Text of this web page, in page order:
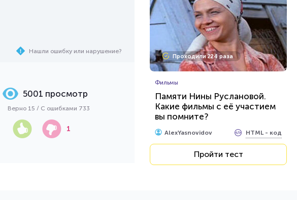
Нашли ошибку или нарушение?
5001 просмотр
Верно 15 / С ошибками 733
1
Проходили 224 раза
Фильмы
Памяти Нины Руслановой.
Какие фильмы с её участием
вы помните?
AlexYasnovidov HTML - код
Пройти тест